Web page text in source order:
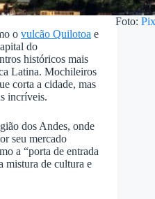
Foto:
o vulcão Quilotoa e
do
históricos mais
Latina. Mochileiros
corta a cidade, mas
incríveis.
dos Andes, onde
seu mercado
a “porta de entrada
mistura de cultura e